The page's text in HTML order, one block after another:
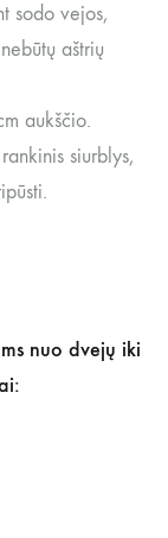
sodo vejos,
aštrių
aukščio.
siurblys,
nuo dvejų iki